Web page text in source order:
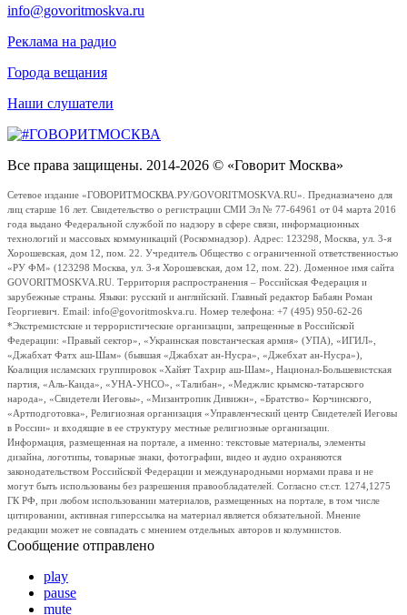
info@govoritmoskva.ru
Реклама на радио
Города вещания
Наши слушатели
Все права защищены. 2014-2026 © «Говорит Москва»
Сетевое издание «ГОВОРИТМОСКВА.РУ/GOVORITMOSKVA.RU». Предназначено для
лиц старше 16 лет. Свидетельство о регистрации СМИ Эл № 77-64961 от 04 марта 2016
года выдано Федеральной службой по надзору в сфере связи, информационных
технологий и массовых коммуникаций (Роскомнадзор). Адрес: 123298, Москва, ул. 3-я
Хорошевская, дом 12, пом. 22. Учредитель Общество с ограниченной ответственностью
«РУ ФМ» (123298 Москва, ул. 3-я Хорошевская, дом 12, пом. 22). Доменное имя сайта
GOVORITMOSKVA.RU. Территория распространения – Российская Федерация и
зарубежные страны. Языки: русский и английский. Главный редактор Бабаян Роман
Георгиевич. Email: info@govoritmoskva.ru. Номер телефона: +7 (495) 950-62-26
*Экстремистские и террористические организации, запрещенные в Российской
Федерации: «Правый сектор», «Украинская повстанческая армия» (УПА), «ИГИЛ»,
«Джабхат Фатх аш-Шам» (бывшая «Джабхат ан-Нусра», «Джебхат ан-Нусра»),
Коалиция исламских группировок «Хайят Тахрир аш-Шам», Национал-Большевистская
партия, «Аль-Каида», «УНА-УНСО», «Талибан», «Меджлис крымско-татарского
народа», «Свидетели Иеговы», «Мизантропик Дивижн», «Братство» Корчинского,
«Артподготовка», Религиозная организация «Управленческий центр Свидетелей Иеговы
в России» и входящие в ее структуру местные религиозные организации.
Информация, размещенная на портале, а именно: текстовые материалы, элементы
дизайна, логотипы, товарные знаки, фотографии, видео и аудио охраняются
законодательством Российской Федерации и международными нормами права и не
могут быть использованы без разрешения правообладателей. Согласно ст.ст. 1274,1275
ГК РФ, при любом использовании материалов, размещенных на портале, в том числе
цитировании, активная гиперссылка на материал является обязательной. Мнение
редакции может не совпадать с мнением отдельных авторов и колумнистов.
Сообщение отправлено
play
pause
mute